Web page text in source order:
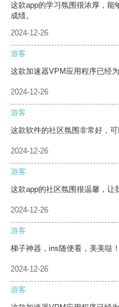
这款app的学习氛围很浓厚，能
成绩。
2024-12-26
游客
这款加速器VPM应用程序已经
2024-12-26
游客
这款软件的社区氛围非常好，
2024-12-26
游客
这款app的社区氛围很温馨，让
2024-12-26
游客
梯子神器，ins随便看，美美哒！
2024-12-26
游客